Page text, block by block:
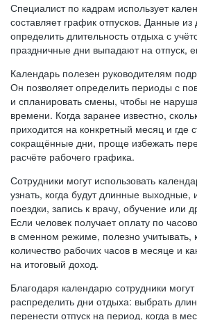
Специалист по кадрам использует
составляет график отпусков. Данные
определить длительность отдыха с
праздничные дни выпадают на отпуск,
Календарь полезен руководителям
Он позволяет определить периоды с
и спланировать смены, чтобы не
времени. Когда заранее известно,
приходится на конкретный месяц и где
сокращённые дни, проще избежать
расчёте рабочего графика.
Сотрудники могут использовать
узнать, когда будут длинные выходные,
поездки, запись к врачу, обучение или
Если человек получает оплату по
в сменном режиме, полезно учитывать,
количество рабочих часов в месяце и
на итоговый доход.
Благодаря календарю сотрудники
распределить дни отдыха: выбрать
перенести отпуск на период, когда в